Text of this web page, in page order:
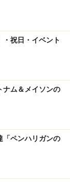
・祝日・イベント
ナム＆メイソンの
「ペンハリガンの